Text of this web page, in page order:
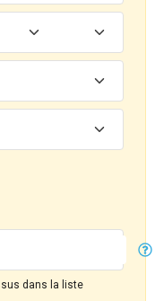
dans la liste